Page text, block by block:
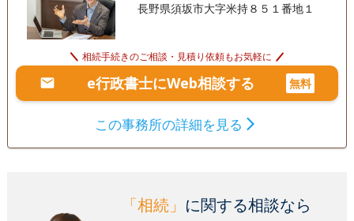
長野県須坂市大字米持８５１番地１
相続手続きのご相談・見積り依頼もお気軽に
e行政書士にWeb相談する 無料
この事務所の詳細を見る
「相続」 に関する相談なら